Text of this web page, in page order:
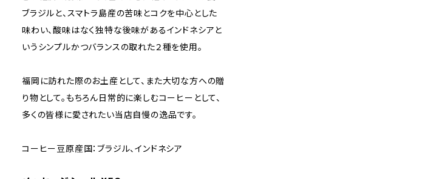
ブラジルと、スマトラ島産の苦味とコクを中心とした
味わい、酸味はなく独特な後味があるインドネシアと
いうシンプルかつバランスの取れた２種を使用。
福岡に訪れた際のお土産として、また大切な方への贈
り物として。もちろん日常的に楽しむコーヒーとして、
多くの皆様に愛されたい当店自慢の逸品です。
コーヒー豆原産国：ブラジル、インドネシア